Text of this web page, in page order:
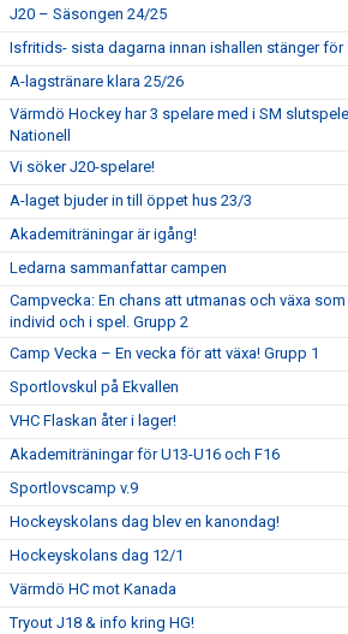
J20 – Säsongen 24/25
Isfritids- sista dagarna innan ishallen stänger för
A-lagstränare klara 25/26
Värmdö Hockey har 3 spelare med i SM
Nationell
Vi söker J20-spelare!
A-laget bjuder in till öppet hus 23/3
Akademiträningar är igång!
Ledarna sammanfattar campen
Campvecka: En chans att utmanas och växa
individ och i spel. Grupp 2
Camp Vecka – En vecka för att växa! Grupp 1
Sportlovskul på Ekvallen
VHC Flaskan åter i lager!
Akademiträningar för U13-U16 och F16
Sportlovscamp v.9
Hockeyskolans dag blev en kanondag!
Hockeyskolans dag 12/1
Värmdö HC mot Kanada
Tryout J18 & info kring HG!